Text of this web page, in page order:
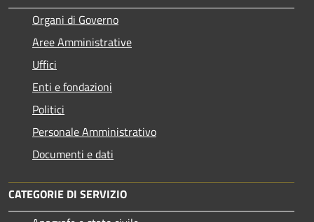
Organi di Governo
Aree Amministrative
Uffici
Enti e fondazioni
Politici
Personale Amministrativo
Documenti e dati
CATEGORIE DI SERVIZIO